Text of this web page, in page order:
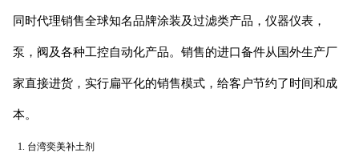
同时代理销售全球知名品牌涂装及过滤类产品，仪器仪表，
泵，阀及各种工控自动化产品。销售的进口备件从国外生产厂
家直接进货，实行扁平化的销售模式，给客户节约了时间和成
本。
1. 台湾奕美补土剂